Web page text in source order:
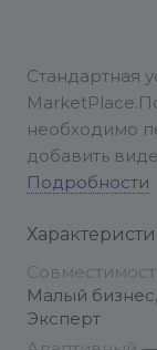
Стандартная
MarketPlace.
необходимо
добавить
нужную
аналогично.
</body>
".default",
Подробности
Малый
Эксперт